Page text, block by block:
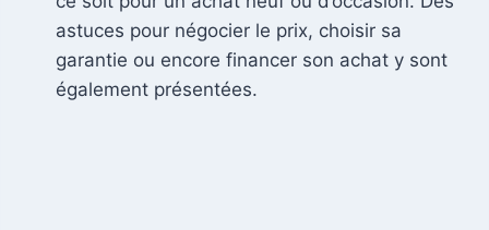
astuces pour négocier le prix, choisir sa
garantie ou encore financer son achat y sont
également présentées.